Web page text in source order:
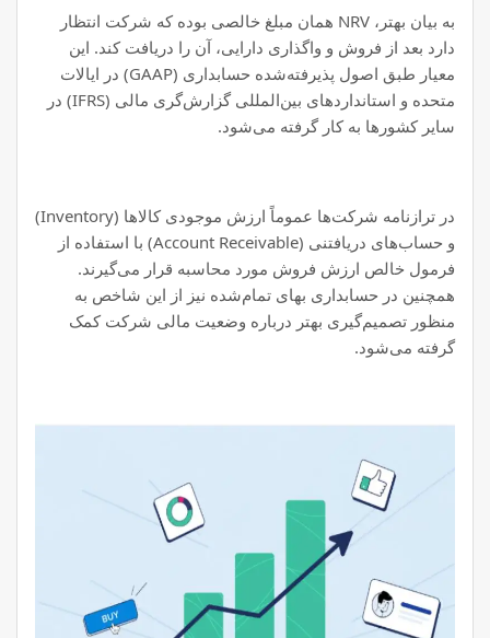
به بیان بهتر، NRV همان مبلغ خالصی بوده که شرکت انتظار
دارد بعد از فروش و واگذاری دارایی، آن را دریافت کند. این
معیار طبق اصول پذیرفته‌شده حسابداری (GAAP) در ایالات
متحده و استانداردهای بین‌المللی گزارش‌گری مالی (IFRS) در
سایر کشورها به کار گرفته می‌شود.
در ترازنامه شرکت‌ها عموماً ارزش موجودی کالاها (Inventory)
و حساب‌های دریافتنی (Account Receivable) با استفاده از
فرمول خالص ارزش فروش مورد محاسبه قرار می‌گیرند.
همچنین در حسابداری بهای تمام‌شده نیز از این شاخص به
منظور تصمیم‌گیری بهتر درباره وضعیت مالی شرکت کمک
گرفته می‌شود.